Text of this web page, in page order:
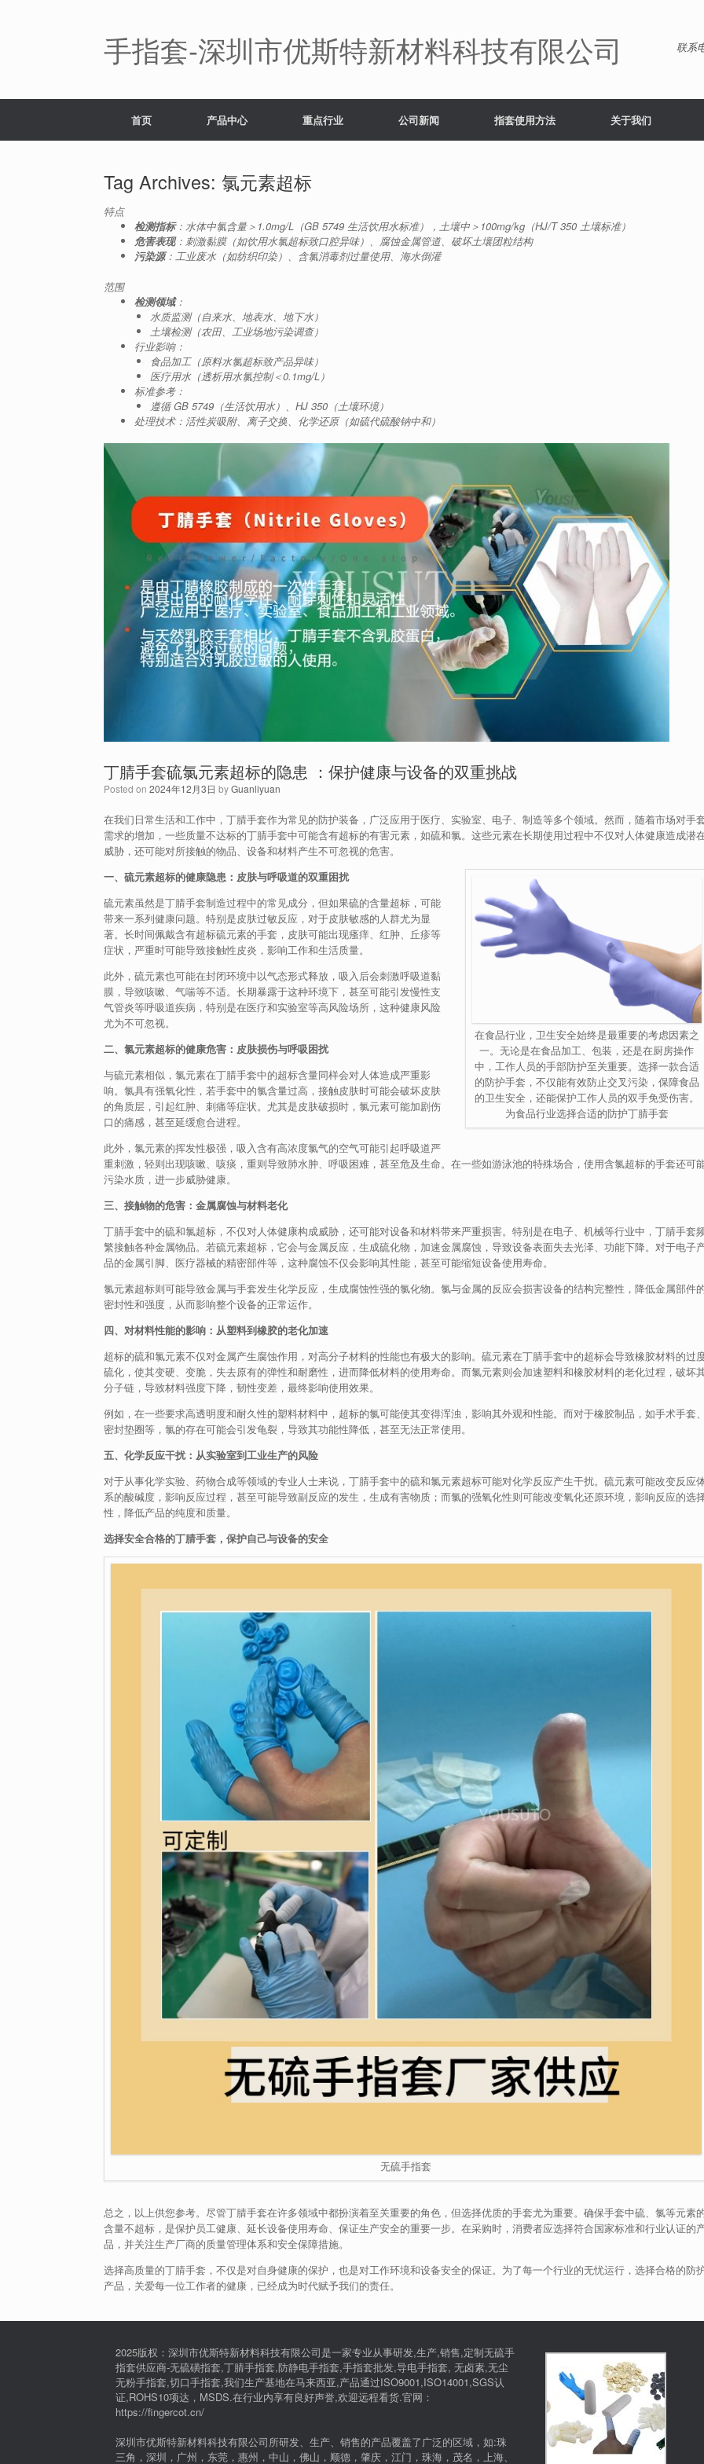
手指套-深圳市优斯特新材料科技有限公司 联系
首页 产品中心 重点行业 公司新闻 指套使用方法 关于我们
Tag Archives: 氯元素超标
特点
检测指标：水体中氯含量＞1.0mg/L（GB 5749 生活饮用水标准），土壤中＞100mg/kg（HJ/T 350 土壤标准）
危害表现：刺激黏膜（如饮用水氯超标致口腔异味）、腐蚀金属管道、破坏土壤团粒结构
污染源：工业废水（如纺织印染）、含氯消毒剂过量使用、海水倒灌
范围
检测领域：
水质监测（自来水、地表水、地下水）
土壤检测（农田、工业场地污染调查）
行业影响：
食品加工（原料水氯超标致产品异味）
医疗用水（透析用水氯控制＜0.1mg/L）
标准参考：
遵循 GB 5749（生活饮用水）、HJ 350（土壤环境）
处理技术：活性炭吸附、离子交换、化学还原（如硫代硫酸钠中和）
丁腈手套硫氯元素超标的隐患 ：保护健康与设备的双重挑战
Posted on 2024年12月3日 byGuanliyuan
在我们日常生活和工作中，丁腈手套作为常见的防护装备，广泛应用于医疗、实验室、电子、制造等多个领域。然而，随着市场对手
需求的增加，一些质量不达标的丁腈手套中可能含有超标的有害元素，如硫和氯。这些元素在长期使用过程中不仅对人体健康造成潜
威胁，还可能对所接触的物品、设备和材料产生不可忽视的危害。
在食品行业，卫生安全始终是最重要的考虑因素之
一。无论是在食品加工、包装，还是在厨房操作
中，工作人员的手部防护至关重要。选择一款合适
的防护手套，不仅能有效防止交叉污染，保障食品
的卫生安全，还能保护工作人员的双手免受伤害。
为食品行业选择合适的防护丁腈手套
一、硫元素超标的健康隐患：皮肤与呼吸道的双重困扰
硫元素虽然是丁腈手套制造过程中的常见成分，但如果硫的含量超标，可能
带来一系列健康问题。特别是皮肤过敏反应，对于皮肤敏感的人群尤为显
著。长时间佩戴含有超标硫元素的手套，皮肤可能出现瘙痒、红肿、丘疹等
症状，严重时可能导致接触性皮炎，影响工作和生活质量。
此外，硫元素也可能在封闭环境中以气态形式释放，吸入后会刺激呼吸道黏
膜，导致咳嗽、气喘等不适。长期暴露于这种环境下，甚至可能引发慢性支
气管炎等呼吸道疾病，特别是在医疗和实验室等高风险场所，这种健康风险
尤为不可忽视。
二、氯元素超标的健康危害：皮肤损伤与呼吸困扰
与硫元素相似，氯元素在丁腈手套中的超标含量同样会对人体造成严重影
响。氯具有强氧化性，若手套中的氯含量过高，接触皮肤时可能会破坏皮肤
的角质层，引起红肿、刺痛等症状。尤其是皮肤破损时，氯元素可能加剧伤
口的痛感，甚至延缓愈合进程。
此外，氯元素的挥发性极强，吸入含有高浓度氯气的空气可能引起呼吸道严
重刺激，轻则出现咳嗽、咳痰，重则导致肺水肿、呼吸困难，甚至危及生命。在一些如游泳池的特殊场合，使用含氯超标的手套还可
污染水质，进一步威胁健康。
三、接触物的危害：金属腐蚀与材料老化
丁腈手套中的硫和氯超标，不仅对人体健康构成威胁，还可能对设备和材料带来严重损害。特别是在电子、机械等行业中，丁腈手套
繁接触各种金属物品。若硫元素超标，它会与金属反应，生成硫化物，加速金属腐蚀，导致设备表面失去光泽、功能下降。对于电子
品的金属引脚、医疗器械的精密部件等，这种腐蚀不仅会影响其性能，甚至可能缩短设备使用寿命。
氯元素超标则可能导致金属与手套发生化学反应，生成腐蚀性强的氯化物。氯与金属的反应会损害设备的结构完整性，降低金属部件
密封性和强度，从而影响整个设备的正常运作。
四、对材料性能的影响：从塑料到橡胶的老化加速
超标的硫和氯元素不仅对金属产生腐蚀作用，对高分子材料的性能也有极大的影响。硫元素在丁腈手套中的超标会导致橡胶材料的过
硫化，使其变硬、变脆，失去原有的弹性和耐磨性，进而降低材料的使用寿命。而氯元素则会加速塑料和橡胶材料的老化过程，破坏
分子链，导致材料强度下降，韧性变差，最终影响使用效果。
例如，在一些要求高透明度和耐久性的塑料材料中，超标的氯可能使其变得浑浊，影响其外观和性能。而对于橡胶制品，如手术手套
密封垫圈等，氯的存在可能会引发龟裂，导致其功能性降低，甚至无法正常使用。
五、化学反应干扰：从实验室到工业生产的风险
对于从事化学实验、药物合成等领域的专业人士来说，丁腈手套中的硫和氯元素超标可能对化学反应产生干扰。硫元素可能改变反应
系的酸碱度，影响反应过程，甚至可能导致副反应的发生，生成有害物质；而氯的强氧化性则可能改变氧化还原环境，影响反应的选
性，降低产品的纯度和质量。
选择安全合格的丁腈手套，保护自己与设备的安全
无硫手指套
总之，以上供您参考。尽管丁腈手套在许多领域中都扮演着至关重要的角色，但选择优质的手套尤为重要。确保手套中硫、氯等元素
含量不超标，是保护员工健康、延长设备使用寿命、保证生产安全的重要一步。在采购时，消费者应选择符合国家标准和行业认证的
品，并关注生产厂商的质量管理体系和安全保障措施。
选择高质量的丁腈手套，不仅是对自身健康的保护，也是对工作环境和设备安全的保证。为了每一个行业的无忧运行，选择合格的防
产品，关爱每一位工作者的健康，已经成为时代赋予我们的责任。
2025版权：深圳市优斯特新材料科技有限公司是一家专业从事研发,生产,销售,定制无硫手
指套供应商-无硫磺指套,丁腈手指套,防静电手指套,手指套批发,导电手指套, 无卤素,无尘
无粉手指套,切口手指套,我们生产基地在马来西亚,产品通过ISO9001,ISO14001,SGS认
证,ROHS10项达，MSDS.在行业内享有良好声誉,欢迎远程看货.官网：
https://fingercot.cn/
深圳市优斯特新材料科技有限公司所研发、生产、销售的产品覆盖了广泛的区域，如:珠
三角，深圳，广州，东莞，惠州，中山，佛山，顺德，肇庆，江门，珠海，茂名，上海、